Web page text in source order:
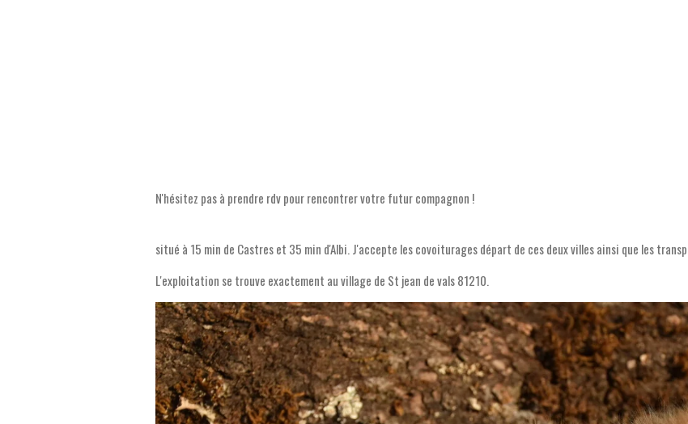
N'hésitez pas à prendre rdv pour rencontrer votre futur compagnon !
situé à 15 min de Castres et 35 min d'Albi. J'accepte les covoiturages départ de ces deux villes ainsi que les
L'exploitation se trouve exactement au village de St jean de vals 81210.